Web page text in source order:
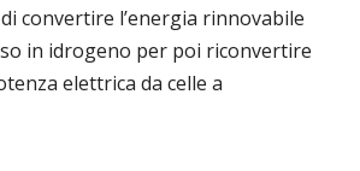
di convertire l’energia rinnovabile
in idrogeno per poi riconvertire
elettrica da celle a